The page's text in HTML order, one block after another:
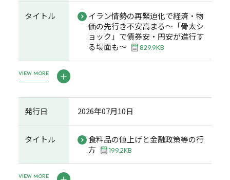
タイトル
イラン情勢の再緊迫化で経済・物
価の先行き不安高まる～「骨太シ
ョック」で債券安・円安が進行す
る場面も～
829.9KB
VIEW MORE
発行日 2026年07月10日
タイトル
食料品の値上げと金融政策等の行
方
199.2KB
VIEW MORE